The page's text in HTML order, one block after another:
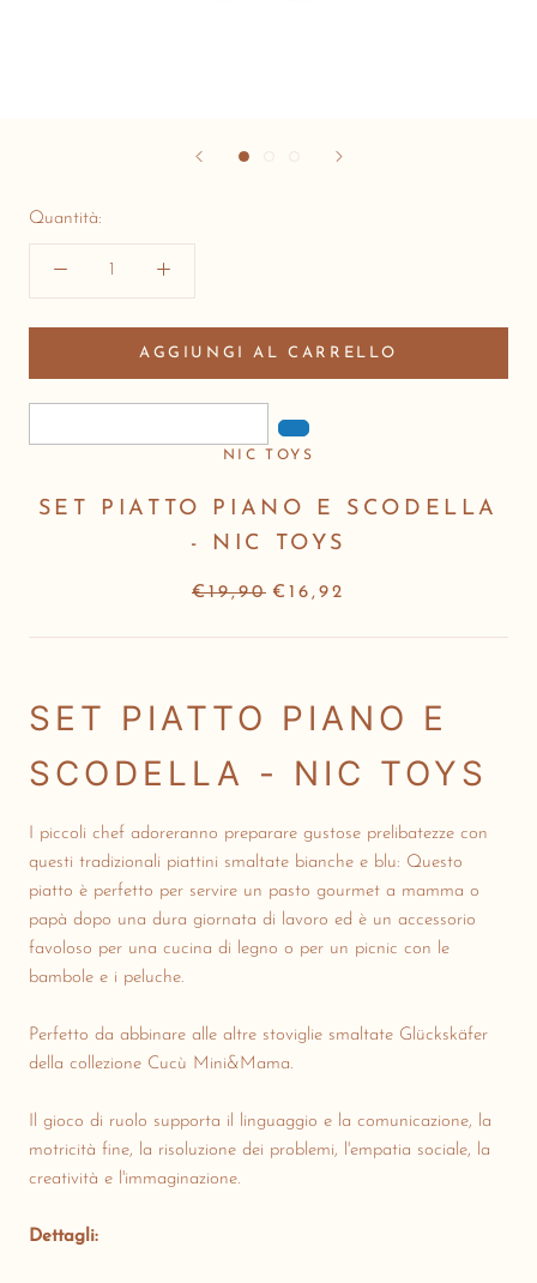
Quantità:
AGGIUNGI AL CARRELLO
NIC TOYS
SET PIATTO PIANO E SCODELLA
- NIC TOYS
€19,90 €16,92
SET PIATTO PIANO E
SCODELLA - NIC TOYS
I piccoli chef adoreranno preparare gustose prelibatezze con
questi tradizionali piattini smaltate bianche e blu: Questo
piatto è perfetto per servire un pasto gourmet a mamma o
papà dopo una dura giornata di lavoro ed è un accessorio
favoloso per una cucina di legno o per un picnic con le
bambole e i peluche.
Perfetto da abbinare alle altre stoviglie smaltate Glückskäfer
della collezione Cucù Mini&Mama.
Il gioco di ruolo supporta il linguaggio e la comunicazione, la
motricità fine, la risoluzione dei problemi, l'empatia sociale, la
creatività e l'immaginazione.
Dettagli: